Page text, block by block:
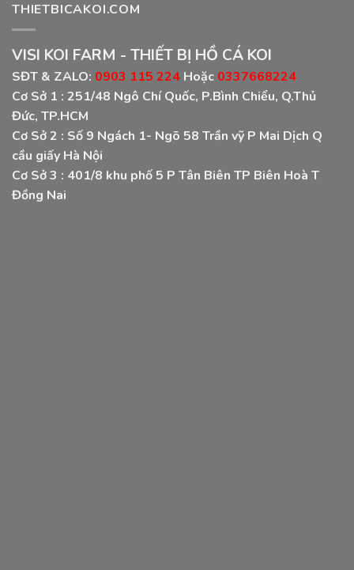
THIETBICAKOI.COM
VISI KOI FARM - THIẾT BỊ HỒ CÁ KOI
SĐT & ZALO: 0903 115 224 Hoặc 0337668224
Cơ Sở 1 : 251/48 Ngô Chí Quốc, P.Bình Chiểu, Q.Thủ
Đức, TP.HCM
Cơ Sở 2 : Số 9 Ngách 1- Ngõ 58 Trần vỹ P Mai Dịch Q
cầu giấy Hà Nội
Cơ Sở 3 : 401/8 khu phố 5 P Tân Biên TP Biên Hoà T
Đồng Nai